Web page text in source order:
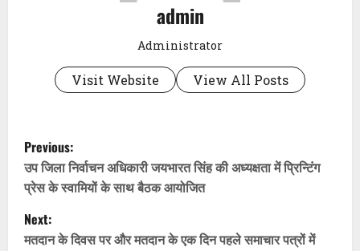
admin
Administrator
Visit Website View All Posts
P
o
s
t
Previous:
उप जिला निर्वाचन अधिकारी जयभारत सिंह की अध्यक्षता में प्रिन्टिंग
प्रेस के स्वामियों के साथ बैठक आयोजित
Next:
मतदान के दिवस पर और मतदान के एक दिन पहले समाचार पत्रों में